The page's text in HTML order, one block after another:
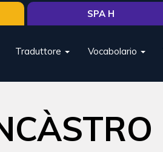
Traduttore Vocabolario
SPA H